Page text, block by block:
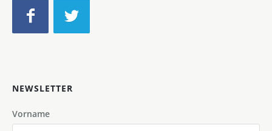
NEWSLETTER
Vorname